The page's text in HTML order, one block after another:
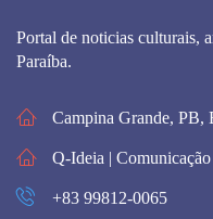
Portal de noticias culturais,
Paraíba.
Campina Grande, PB,
Q-Ideia | Comunicação
+83 99812-0065